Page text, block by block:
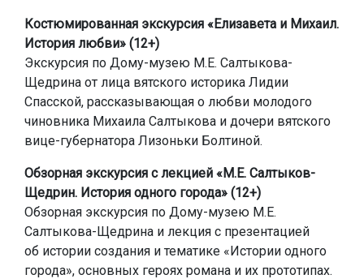
Костюмированная экскурсия «Елизавета и Михаил.
История любви» (12+)
Экскурсия по Дому-музею М.Е. Салтыкова-
Щедрина от лица вятского историка Лидии
Спасской, рассказывающая о любви молодого
чиновника Михаила Салтыкова и дочери вятского
вице-губернатора Лизоньки Болтиной.
Обзорная экскурсия с лекцией «М.Е. Салтыков-
Щедрин. История одного города» (12+)
Обзорная экскурсия по Дому-музею М.Е.
Салтыкова-Щедрина и лекция с презентацией
об истории создания и тематике «Истории одного
города», основных героях романа и их прототипах.